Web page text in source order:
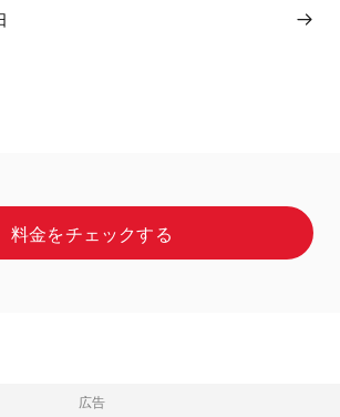
料金をチェックする
広告